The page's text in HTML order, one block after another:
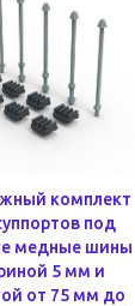
комплект
под
медные шины
5 мм и
от 75 мм до